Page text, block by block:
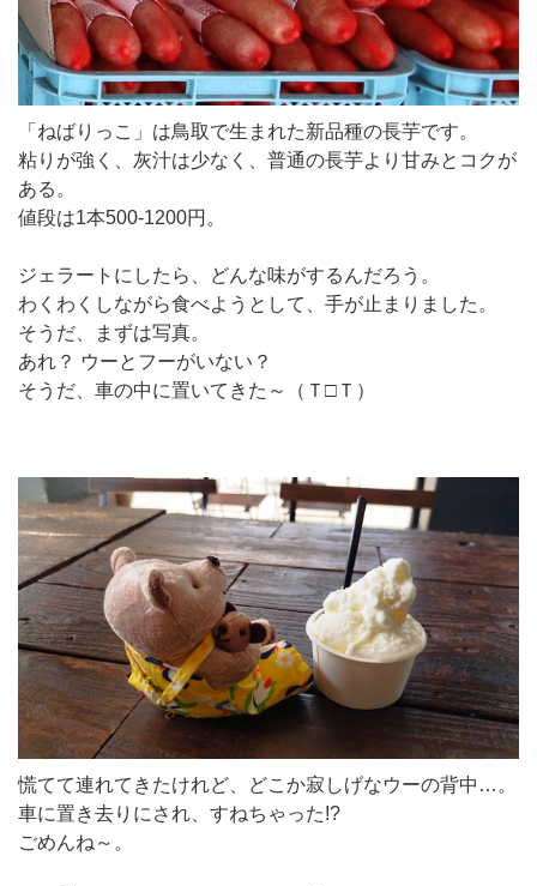
「ねばりっこ」は鳥取で生まれた新品種の長芋です。
粘りが強く、灰汁は少なく、普通の長芋より甘みとコクが
ある。
値段は1本500-1200円。
ジェラートにしたら、どんな味がするんだろう。
わくわくしながら食べようとして、手が止まりました。
そうだ、まずは写真。
あれ？ ウーとフーがいない？
そうだ、車の中に置いてきた～（Ｔ□Ｔ）
慌てて連れてきたけれど、どこか寂しげなウーの背中…。
車に置き去りにされ、すねちゃった!?
ごめんね～。